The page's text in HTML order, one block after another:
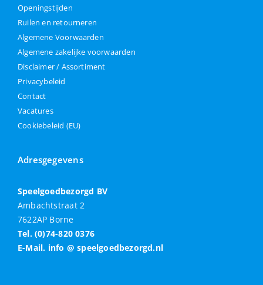
Openingstijden
Ruilen en retourneren
Algemene Voorwaarden
Algemene zakelijke voorwaarden
Disclaimer / Assortiment
Privacybeleid
Contact
Vacatures
Cookiebeleid (EU)
Adresgegevens
Speelgoedbezorgd BV
Ambachtstraat 2
7622AP Borne
Tel. (0)74-820 0376
E-Mail. info @ speelgoedbezorgd.nl